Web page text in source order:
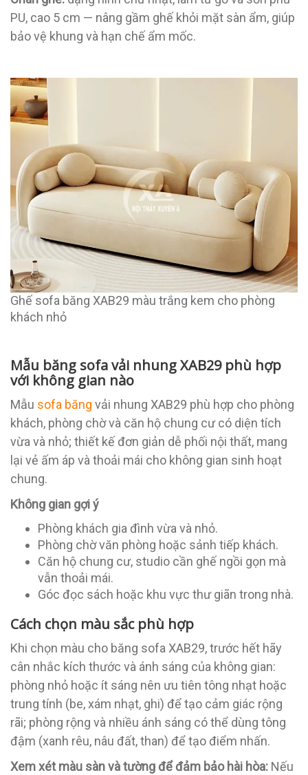
PU, cao 5 cm — nâng gầm ghế khỏi mặt sàn ẩm, giúp
bảo vệ khung và hạn chế ẩm mốc.
Ghế sofa băng XAB29 màu trắng kem cho phòng
khách nhỏ
Mẫu băng sofa vải nhung XAB29 phù hợp
với không gian nào
Mẫu sofa băng vải nhung XAB29 phù hợp cho phòng
khách, phòng chờ và căn hộ chung cư có diện tích
vừa và nhỏ; thiết kế đơn giản dễ phối nội thất, mang
lại vẻ ấm áp và thoải mái cho không gian sinh hoạt
chung.
Không gian gợi ý
Phòng khách gia đình vừa và nhỏ.
Phòng chờ văn phòng hoặc sảnh tiếp khách.
Căn hộ chung cư, studio cần ghế ngồi gọn mà
vẫn thoải mái.
Góc đọc sách hoặc khu vực thư giãn trong nhà.
Cách chọn màu sắc phù hợp
Khi chọn màu cho băng sofa XAB29, trước hết hãy
cân nhắc kích thước và ánh sáng của không gian:
phòng nhỏ hoặc ít sáng nên ưu tiên tông nhạt hoặc
trung tính (be, xám nhạt, ghi) để tạo cảm giác rộng
rãi; phòng rộng và nhiều ánh sáng có thể dùng tông
đậm (xanh rêu, nâu đất, than) để tạo điểm nhấn.
Xem xét màu sàn và tường để đảm bảo hài hòa: Nếu